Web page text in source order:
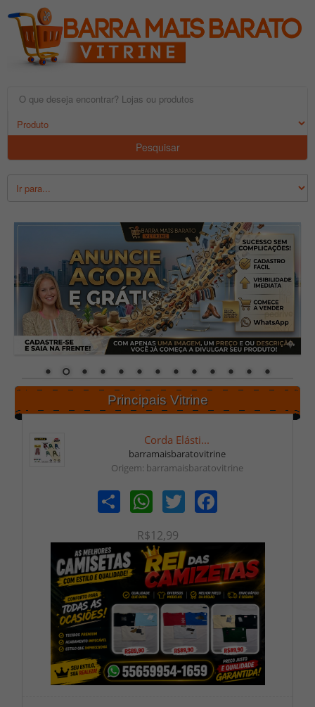
Pesquisar
Principais Vitrine
Corda Elásti...
barramaisbaratovitrine
Origem: barramaisbaratovitrine
Share WhatsAppTwitter Facebook
R$12,99